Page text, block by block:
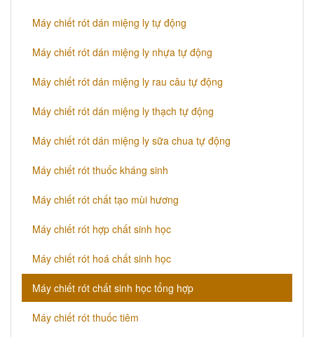
Máy chiết rót dán miệng ly tự động
Máy chiết rót dán miệng ly nhựa tự động
Máy chiết rót dán miệng ly rau câu tự động
Máy chiết rót dán miệng ly thạch tự động
Máy chiết rót dán miệng ly sữa chua tự động
Máy chiết rót thuốc kháng sinh
Máy chiết rót chất tạo mùi hương
Máy chiết rót hợp chất sinh học
Máy chiết rót hoá chất sinh học
Máy chiết rót chất sinh học tổng hợp
Máy chiết rót thuốc tiêm